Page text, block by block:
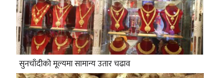
सुनचाँदीको मूल्यमा सामान्य उतार चढाव